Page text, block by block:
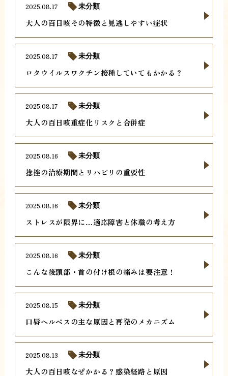
大人の百日咳その特徴と見逃しやすい症状
2025.08.17 未分類
ロタウイルスワクチン接種していてもかかる？
2025.08.17 未分類
大人の百日咳重症化リスクと合併症
2025.08.17 未分類
捻挫の治療期間とリハビリの重要性
2025.08.16 未分類
ストレスが限界に…適応障害と休職の考え方
2025.08.16 未分類
こんな後頭部・首の付け根の痛みは要注意！
2025.08.16 未分類
口唇ヘルペスの主な原因と再発のメカニズム
2025.08.15 未分類
大人の百日咳なぜかかる？感染経路と原因
2025.08.13 未分類